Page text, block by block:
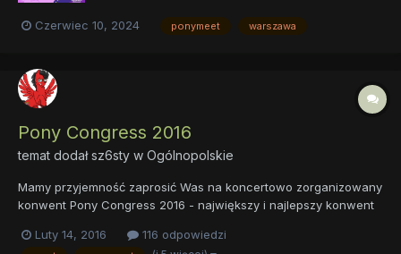
Czerwiec 10, 2024 ponymeet warszawa
Pony Congress 2016
temat dodałsz6sty w Ogólnopolskie
Mamy przyjemność zaprosić Was na koncertowo zorganizowany
konwent Pony Congress 2016 - największy i najlepszy konwent
dniach 25 - 26 czerwca 2016. Więcej informacji na naszej
Luty 14, 2016 116 odpowiedzi